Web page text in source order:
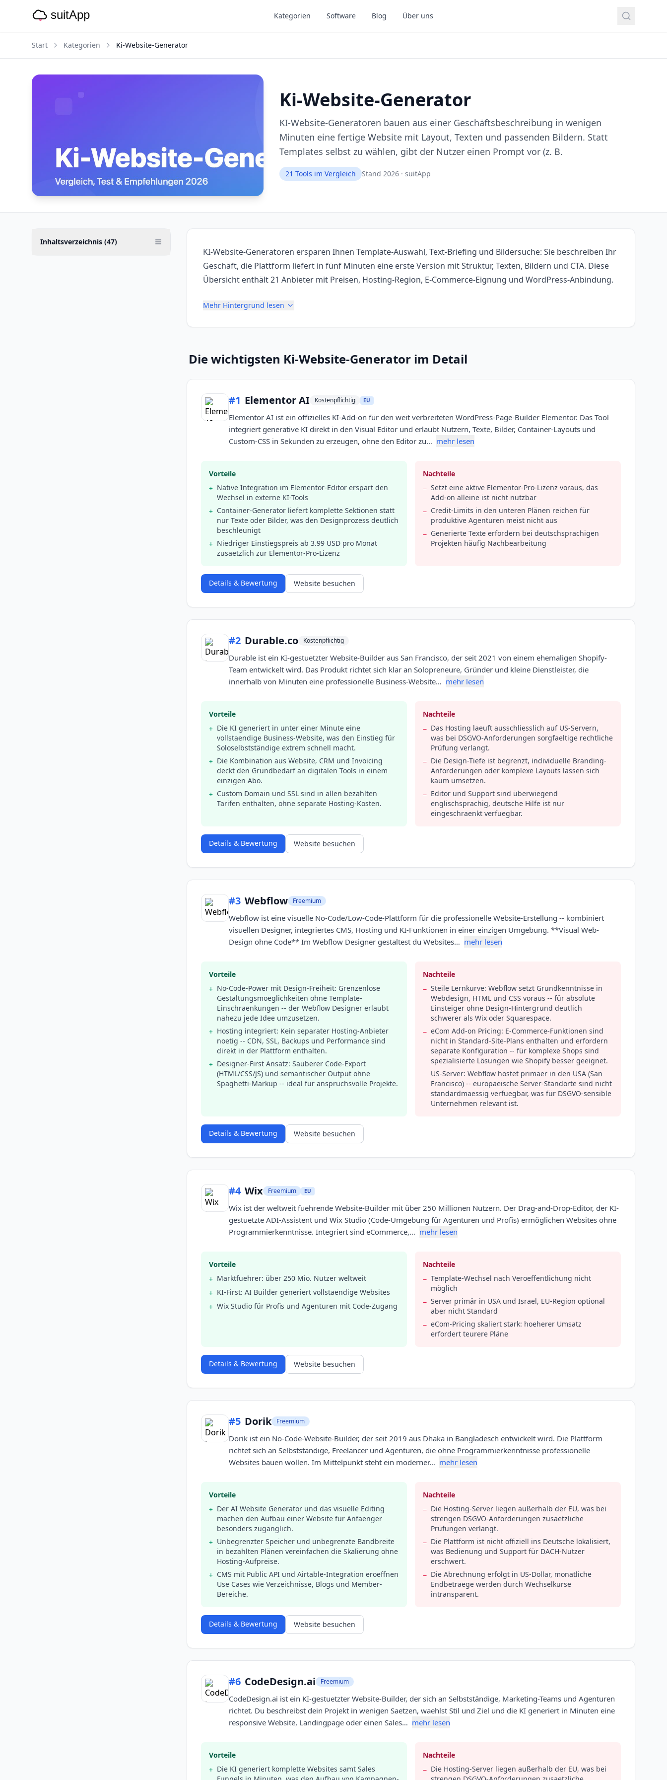
Kategorien Software Blog Über uns
Start Kategorien Ki-Website-Generator
Ki-Website-Generator
KI-Website-Generatoren bauen aus einer Geschäftsbeschreibung in wenigen
Minuten eine fertige Website mit Layout, Texten und passenden Bildern. Statt
Templates selbst zu wählen, gibt der Nutzer einen Prompt vor (z. B.
21 Tools im Vergleich Stand 2026 · suitApp
Inhaltsverzeichnis (47)
KI-Website-Generatoren ersparen Ihnen Template-Auswahl, Text-Briefing und Bildersuche: Sie beschreiben Ihr
Geschäft, die Plattform liefert in fünf Minuten eine erste Version mit Struktur, Texten, Bildern und CTA. Diese
Übersicht enthält 21 Anbieter mit Preisen, Hosting-Region, E-Commerce-Eignung und WordPress-Anbindung.
Mehr Hintergrund lesen
Die wichtigsten Ki-Website-Generator im Detail
#1 Elementor AI Kostenpflichtig EU
Elementor AI ist ein offizielles KI-Add-on für den weit verbreiteten WordPress-Page-Builder Elementor. Das Tool
integriert generative KI direkt in den Visual Editor und erlaubt Nutzern, Texte, Bilder, Container-Layouts und
Custom-CSS in Sekunden zu erzeugen, ohne den Editor zu… mehr lesen
Vorteile
+ Native Integration im Elementor-Editor erspart den
Wechsel in externe KI-Tools
+ Container-Generator liefert komplette Sektionen statt
nur Texte oder Bilder, was den Designprozess deutlich
beschleunigt
+ Niedriger Einstiegspreis ab 3.99 USD pro Monat
zusaetzlich zur Elementor-Pro-Lizenz
Nachteile
− Setzt eine aktive Elementor-Pro-Lizenz voraus, das
Add-on alleine ist nicht nutzbar
− Credit-Limits in den unteren Plänen reichen für
produktive Agenturen meist nicht aus
− Generierte Texte erfordern bei deutschsprachigen
Projekten häufig Nachbearbeitung
Details & Bewertung Website besuchen
#2 Durable.co Kostenpflichtig
Durable ist ein KI-gestuetzter Website-Builder aus San Francisco, der seit 2021 von einem ehemaligen Shopify-
Team entwickelt wird. Das Produkt richtet sich klar an Solopreneure, Gründer und kleine Dienstleister, die
innerhalb von Minuten eine professionelle Business-Website… mehr lesen
Vorteile
+ Die KI generiert in unter einer Minute eine
vollstaendige Business-Website, was den Einstieg für
Soloselbstständige extrem schnell macht.
+ Die Kombination aus Website, CRM und Invoicing
deckt den Grundbedarf an digitalen Tools in einem
einzigen Abo.
+ Custom Domain und SSL sind in allen bezahlten
Tarifen enthalten, ohne separate Hosting-Kosten.
Nachteile
− Das Hosting laeuft ausschliesslich auf US-Servern,
was bei DSGVO-Anforderungen sorgfaeltige rechtliche
Prüfung verlangt.
− Die Design-Tiefe ist begrenzt, individuelle Branding-
Anforderungen oder komplexe Layouts lassen sich
kaum umsetzen.
− Editor und Support sind überwiegend
englischsprachig, deutsche Hilfe ist nur
eingeschraenkt verfuegbar.
Details & Bewertung Website besuchen
#3 Webflow Freemium
Webflow ist eine visuelle No-Code/Low-Code-Plattform für die professionelle Website-Erstellung -- kombiniert
visuellen Designer, integriertes CMS, Hosting und KI-Funktionen in einer einzigen Umgebung. **Visual Web-
Design ohne Code** Im Webflow Designer gestaltest du Websites… mehr lesen
Vorteile
+ No-Code-Power mit Design-Freiheit: Grenzenlose
Gestaltungsmoeglichkeiten ohne Template-
Einschraenkungen -- der Webflow Designer erlaubt
nahezu jede Idee umzusetzen.
+ Hosting integriert: Kein separater Hosting-Anbieter
noetig -- CDN, SSL, Backups und Performance sind
direkt in der Plattform enthalten.
+ Designer-First Ansatz: Sauberer Code-Export
(HTML/CSS/JS) und semantischer Output ohne
Spaghetti-Markup -- ideal für anspruchsvolle Projekte.
Nachteile
− Steile Lernkurve: Webflow setzt Grundkenntnisse in
Webdesign, HTML und CSS voraus -- für absolute
Einsteiger ohne Design-Hintergrund deutlich
schwerer als Wix oder Squarespace.
− eCom Add-on Pricing: E-Commerce-Funktionen sind
nicht in Standard-Site-Plans enthalten und erfordern
separate Konfiguration -- für komplexe Shops sind
spezialisierte Lösungen wie Shopify besser geeignet.
− US-Server: Webflow hostet primaer in den USA (San
Francisco) -- europaeische Server-Standorte sind nicht
standardmaessig verfuegbar, was für DSGVO-sensible
Unternehmen relevant ist.
Details & Bewertung Website besuchen
#4 Wix Freemium EU
Wix ist der weltweit fuehrende Website-Builder mit über 250 Millionen Nutzern. Der Drag-and-Drop-Editor, der KI-
gestuetzte ADI-Assistent und Wix Studio (Code-Umgebung für Agenturen und Profis) ermöglichen Websites ohne
Programmierkenntnisse. Integriert sind eCommerce,… mehr lesen
Vorteile
+ Marktfuehrer: über 250 Mio. Nutzer weltweit
+ KI-First: AI Builder generiert vollstaendige Websites
+ Wix Studio für Profis und Agenturen mit Code-Zugang
Nachteile
− Template-Wechsel nach Veroeffentlichung nicht
möglich
− Server primär in USA und Israel, EU-Region optional
aber nicht Standard
− eCom-Pricing skaliert stark: hoeherer Umsatz
erfordert teurere Pläne
Details & Bewertung Website besuchen
#5 Dorik Freemium
Dorik ist ein No-Code-Website-Builder, der seit 2019 aus Dhaka in Bangladesch entwickelt wird. Die Plattform
richtet sich an Selbstständige, Freelancer und Agenturen, die ohne Programmierkenntnisse professionelle
Websites bauen wollen. Im Mittelpunkt steht ein moderner… mehr lesen
Vorteile
+ Der AI Website Generator und das visuelle Editing
machen den Aufbau einer Website für Anfaenger
besonders zugänglich.
+ Unbegrenzter Speicher und unbegrenzte Bandbreite
in bezahlten Plänen vereinfachen die Skalierung ohne
Hosting-Aufpreise.
+ CMS mit Public API und Airtable-Integration eroeffnen
Use Cases wie Verzeichnisse, Blogs und Member-
Bereiche.
Nachteile
− Die Hosting-Server liegen außerhalb der EU, was bei
strengen DSGVO-Anforderungen zusaetzliche
Prüfungen verlangt.
− Die Plattform ist nicht offiziell ins Deutsche lokalisiert,
was Bedienung und Support für DACH-Nutzer
erschwert.
− Die Abrechnung erfolgt in US-Dollar, monatliche
Endbetraege werden durch Wechselkurse
intransparent.
Details & Bewertung Website besuchen
#6 CodeDesign.ai Freemium
CodeDesign.ai ist ein KI-gestuetzter Website-Builder, der sich an Selbstständige, Marketing-Teams und Agenturen
richtet. Du beschreibst dein Projekt in wenigen Saetzen, waehlst Stil und Ziel und die KI generiert in Minuten eine
responsive Website, Landingpage oder einen Sales… mehr lesen
Vorteile
+ Die KI generiert komplette Websites samt Sales
Nachteile
− Die Hosting-Server liegen außerhalb der EU, was bei